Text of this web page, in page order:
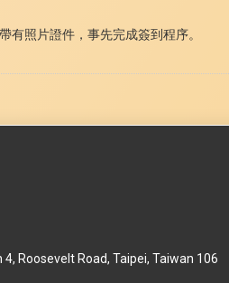
有照片證件，事先完成簽到程序。
Roosevelt Road, Taipei, Taiwan 106